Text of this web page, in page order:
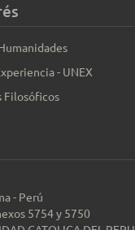
- UNEX
Filosóficos
- Perú
5754 y 5750